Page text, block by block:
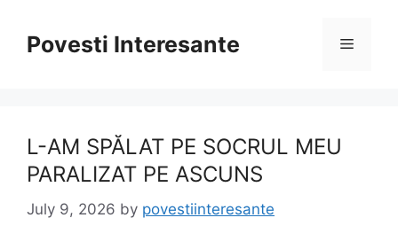
contentPovesti Interesante Menu
L-AM SPĂLAT PE SOCRUL MEU
PARALIZAT PE ASCUNS
July 9, 2026 by povestiinteresante